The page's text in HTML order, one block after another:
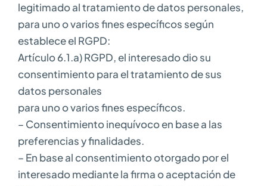
legitimado al tratamiento de datos personales,
para uno o varios fines específicos según
establece el RGPD:
Artículo 6.1.a) RGPD, el interesado dio su
consentimiento para el tratamiento de sus
datos personales
para uno o varios fines específicos.
– Consentimiento inequívoco en base a las
preferencias y finalidades.
– En base al consentimiento otorgado por el
interesado mediante la firma o aceptación de